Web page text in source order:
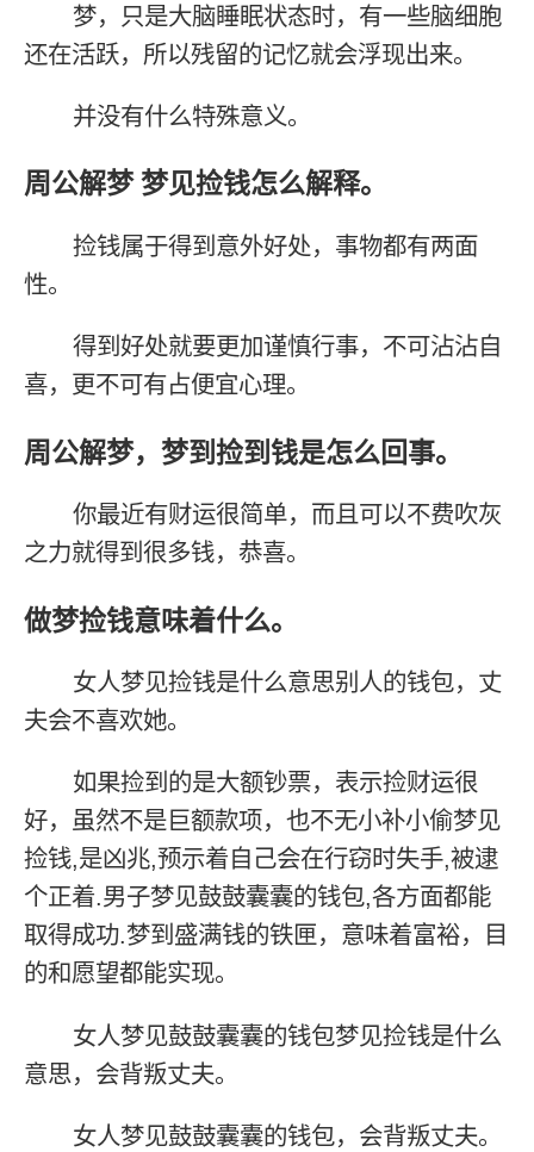
梦，只是大脑睡眠状态时，有一些脑细胞
还在活跃，所以残留的记忆就会浮现出来。
并没有什么特殊意义。
周公解梦 梦见捡钱怎么解释。
捡钱属于得到意外好处，事物都有两面
性。
得到好处就要更加谨慎行事，不可沾沾自
喜，更不可有占便宜心理。
周公解梦，梦到捡到钱是怎么回事。
你最近有财运很简单，而且可以不费吹灰
之力就得到很多钱，恭喜。
做梦捡钱意味着什么。
女人梦见捡钱是什么意思别人的钱包，丈
夫会不喜欢她。
如果捡到的是大额钞票，表示捡财运很
好，虽然不是巨额款项，也不无小补小偷梦见
捡钱,是凶兆,预示着自己会在行窃时失手,被逮
个正着.男子梦见鼓鼓囊囊的钱包,各方面都能
取得成功.梦到盛满钱的铁匣，意味着富裕，目
的和愿望都能实现。
女人梦见鼓鼓囊囊的钱包梦见捡钱是什么
意思，会背叛丈夫。
女人梦见鼓鼓囊囊的钱包，会背叛丈夫。